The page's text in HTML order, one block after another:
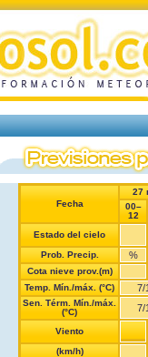
Fecha
27
00–
12
Estado del cielo
Prob. Precip.
%
Cota nieve prov.(m)
Temp. Mín./máx. (°C) 7/
Sen. Térm. Mín./máx.
(°C)
7/
Viento
(km/h)